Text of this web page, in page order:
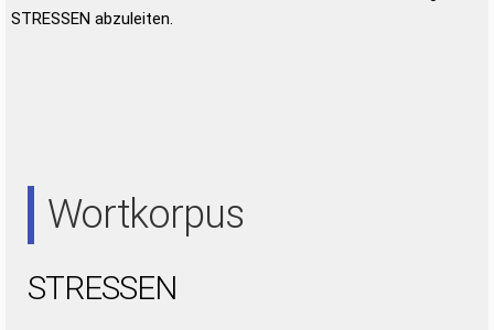
STRESSEN abzuleiten.
Wortkorpus
STRESSEN